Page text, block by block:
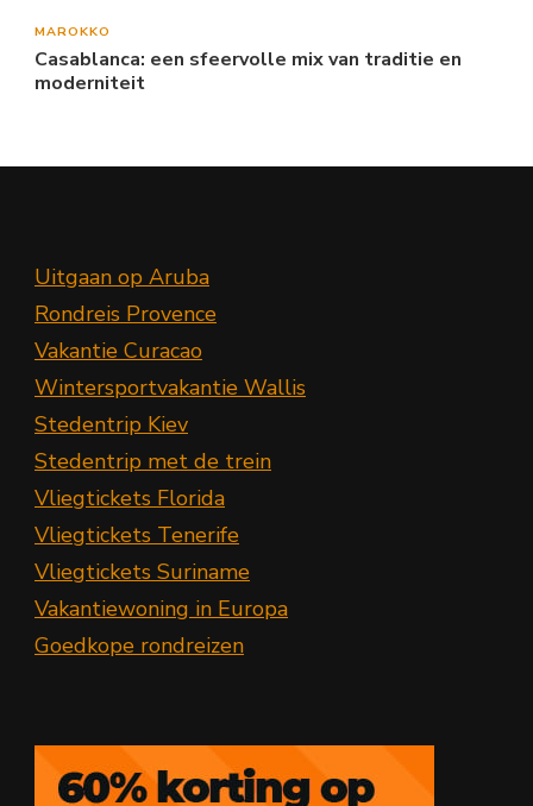
MAROKKO
Casablanca: een sfeervolle mix van traditie en
moderniteit
Uitgaan op Aruba
Rondreis Provence
Vakantie Curacao
Wintersportvakantie Wallis
Stedentrip Kiev
Stedentrip met de trein
Vliegtickets Florida
Vliegtickets Tenerife
Vliegtickets Suriname
Vakantiewoning in Europa
Goedkope rondreizen